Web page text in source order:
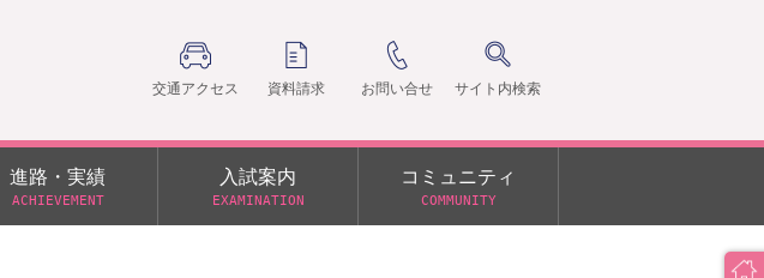
交通アクセス 資料請求 お問い合せ サイト内検索
進路・実績
ACHIEVEMENT
入試案内
EXAMINATION
コミュニティ
COMMUNITY